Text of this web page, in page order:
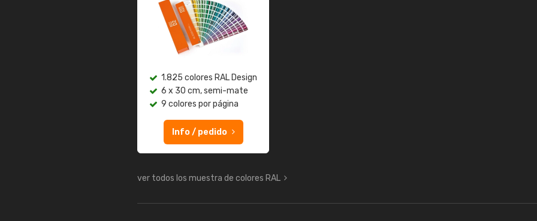
1.825 colores RAL Design
6 x 30 cm, semi-mate
9 colores por página
Info / pedido
ver todos los muestra de colores RAL